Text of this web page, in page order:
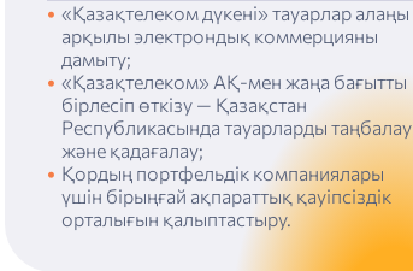
«Қазақтелеком дүкені» тауарлар алаңы
арқылы электрондық коммерцияны
дамыту;
«Қазақтелеком» АҚ-мен жаңа бағытты
бірлесіп өткізу — Қазақстан
Республикасында тауарларды таңбалау
және қадағалау;
Қордың портфельдік компаниялары
үшін бірыңғай ақпараттық қауіпсіздік
орталығын қалыптастыру.